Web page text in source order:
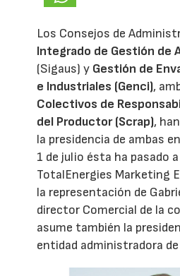
Los Consejos de
Integrado de Gestión de
(Sigaus) y Gestión de
e Industriales (Genci),
Colectivos de
del Productor (Scrap),
la presidencia de ambas
1 de julio ésta ha pasado
TotalEnergies Marketing
la representación de
director Comercial de la
asume también la
entidad administradora